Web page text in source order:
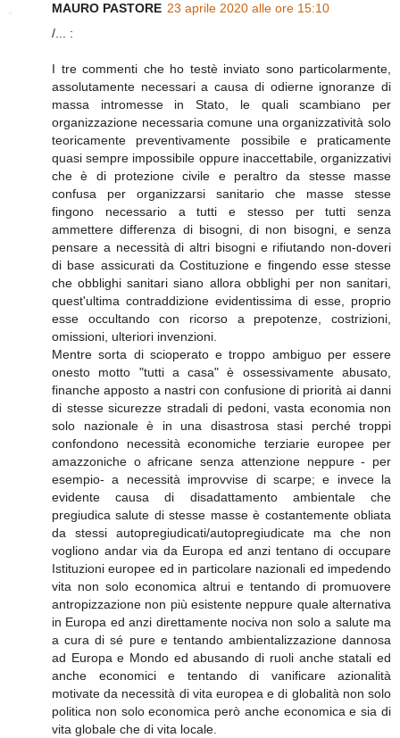
MAURO PASTORE 23 aprile 2020 alle ore 15:10
/... :
I tre commenti che ho testè inviato sono particolarmente,
assolutamente necessari a causa di odierne ignoranze di
massa intromesse in Stato, le quali scambiano per
organizzazione necessaria comune una organizzatività solo
teoricamente preventivamente possibile e praticamente
quasi sempre impossibile oppure inaccettabile, organizzativi
che è di protezione civile e peraltro da stesse masse
confusa per organizzarsi sanitario che masse stesse
fingono necessario a tutti e stesso per tutti senza
ammettere differenza di bisogni, di non bisogni, e senza
pensare a necessità di altri bisogni e rifiutando non-doveri
di base assicurati da Costituzione e fingendo esse stesse
che obblighi sanitari siano allora obblighi per non sanitari,
quest'ultima contraddizione evidentissima di esse, proprio
esse occultando con ricorso a prepotenze, costrizioni,
omissioni, ulteriori invenzioni.
Mentre sorta di scioperato e troppo ambiguo per essere
onesto motto "tutti a casa" è ossessivamente abusato,
finanche apposto a nastri con confusione di priorità ai danni
di stesse sicurezze stradali di pedoni, vasta economia non
solo nazionale è in una disastrosa stasi perché troppi
confondono necessità economiche terziarie europee per
amazzoniche o africane senza attenzione neppure - per
esempio- a necessità improvvise di scarpe; e invece la
evidente causa di disadattamento ambientale che
pregiudica salute di stesse masse è costantemente obliata
da stessi autopregiudicati/autopregiudicate ma che non
vogliono andar via da Europa ed anzi tentano di occupare
Istituzioni europee ed in particolare nazionali ed impedendo
vita non solo economica altrui e tentando di promuovere
antropizzazione non più esistente neppure quale alternativa
in Europa ed anzi direttamente nociva non solo a salute ma
a cura di sé pure e tentando ambientalizzazione dannosa
ad Europa e Mondo ed abusando di ruoli anche statali ed
anche economici e tentando di vanificare azionalità
motivate da necessità di vita europea e di globalità non solo
politica non solo economica però anche economica e sia di
vita globale che di vita locale.